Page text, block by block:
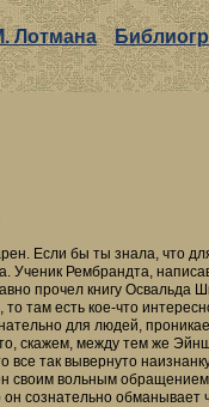
Лотмана
Если бы ты знала, что
Рембрандта,
прочел книгу Освальда
там есть кое-что
для людей,
скажем, между тем же
так вывернуто
своим вольным
сознательно обманывает